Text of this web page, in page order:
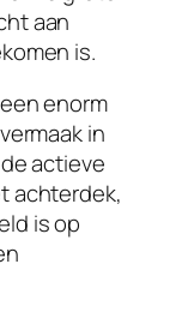
aan
is.
enorm
in
actieve
achterdek,
is op